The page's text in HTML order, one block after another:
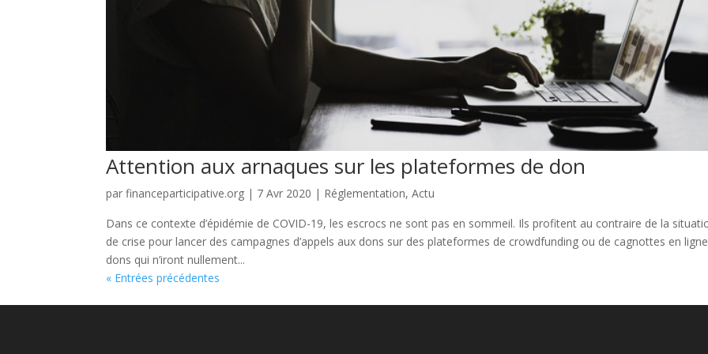
Attention aux arnaques sur les plateformes de don
parfinanceparticipative.org | 7 Avr 2020 | Réglementation,Actu
Dans ce contexte d’épidémie de COVID-19, les escrocs ne sont pas en sommeil. Ils profitent au contraire de la
de crise pour lancer des campagnes d’appels aux dons sur des plateformes de crowdfunding ou de cagnottes en
dons qui n’iront nullement...
« Entrées précédentes